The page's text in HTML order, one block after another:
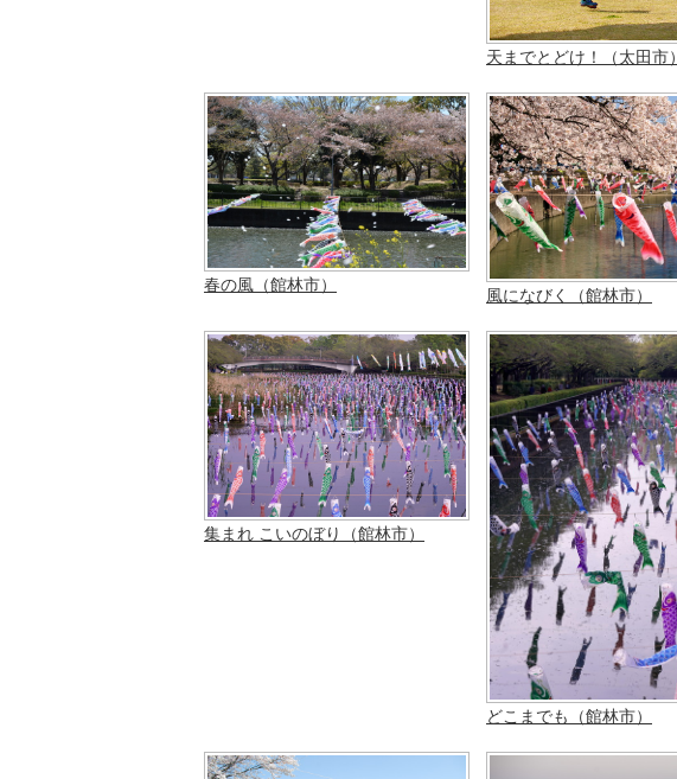
天までとどけ！（太田市）
春の風（館林市）
風になびく（館林市）
集まれ こいのぼり（館林市）
どこまでも（館林市）